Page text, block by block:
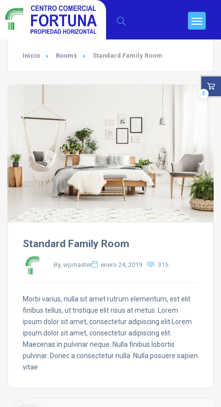
Inicio Rooms Standard Family Room
Standard Family Room
By, wpmaster enero 24, 2019 315
Morbi varius, nulla sit amet rutrum elementum, est elit
finibus tellus, ut tristique elit risus at metus. Lorem
ipsum dolor sit amet, consectetur adipiscing elit.Lorem
ipsum dolor sit amet, consectetur adipiscing elit.
Maecenas in pulvinar neque. Nulla finibus lobortis
pulvinar. Donec a consectetur nulla. Nulla posuere sapien
vitae
0